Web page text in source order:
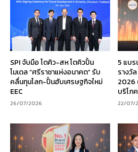
SPI จับมือ โตคิว-สห โตคิวปั้น
โมเดล “ศรีราชาแห่งอนาคต” รับ
คลื่นทุนโลก-ปั้นฮับเศรษฐกิจใหม่
EEC
26/07/2026
5 แบ
รางวั
2026
บริโภ
22/07/